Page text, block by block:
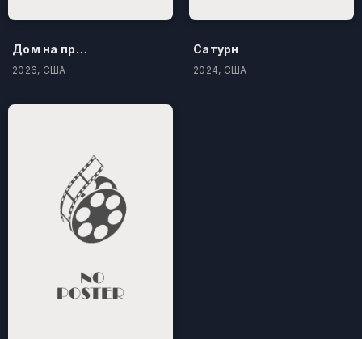
Дом на проклятом холме
2026, США
Сатурн
2024, США